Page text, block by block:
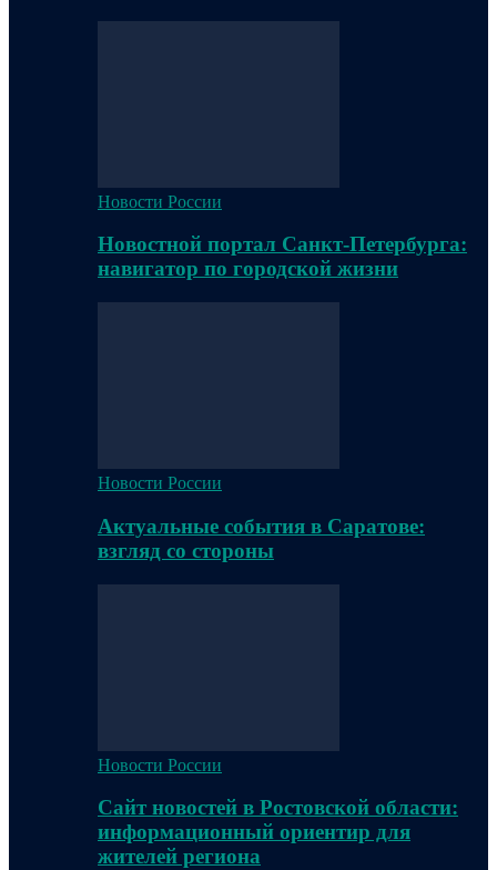
Новости России
Новостной портал Санкт-Петербурга:
навигатор по городской жизни
Новости России
Актуальные события в Саратове:
взгляд со стороны
Новости России
Сайт новостей в Ростовской области:
информационный ориентир для
жителей региона